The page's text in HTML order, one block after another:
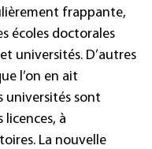
frappante,
écoles doctorales
universités. D’autres
l’on en ait
universités sont
licences, à
La nouvelle